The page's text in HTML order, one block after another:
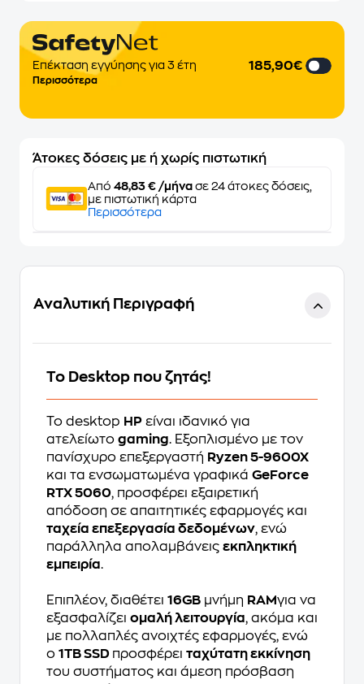
Επέκταση εγγύησης για 3 έτη
Περισσότερα
185,90€
Άτοκες δόσεις με ή χωρίς πιστωτική
Από 48,83 € /μήνα σε 24 άτοκες δόσεις,
με πιστωτική κάρτα
Περισσότερα
Αναλυτική Περιγραφή
Το Desktop που ζητάς!
Το desktop HP είναι ιδανικό για
ατελείωτο gaming. Εξοπλισμένο με τον
πανίσχυρο επεξεργαστή Ryzen 5-9600X
και τα ενσωματωμένα γραφικά GeForce
RTX 5060, προσφέρει εξαιρετική
απόδοση σε απαιτητικές εφαρμογές και
ταχεία επεξεργασία δεδομένων, ενώ
παράλληλα απολαμβάνεις εκπληκτική
εμπειρία.
Επιπλέον, διαθέτει 16GB μνήμη RAMγια να
εξασφαλίζει ομαλή λειτουργία, ακόμα και
με πολλαπλές ανοιχτές εφαρμογές, ενώ
ο 1TB SSD προσφέρει ταχύτατη εκκίνηση
του συστήματος και άμεση πρόσβαση